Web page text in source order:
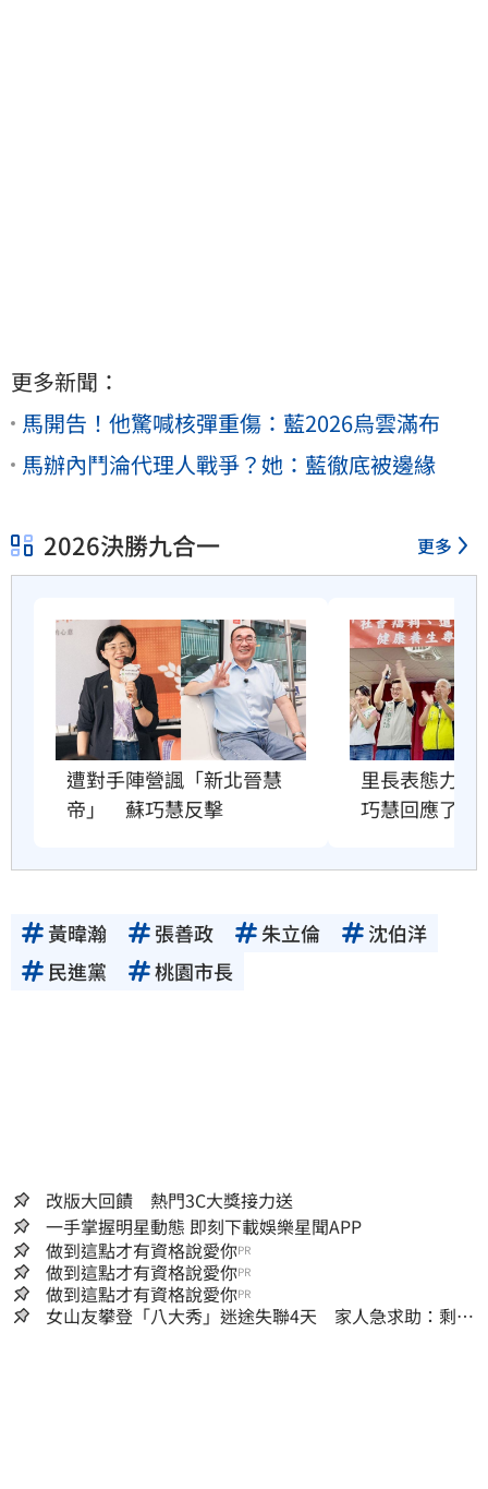
更多新聞：
馬開告！他驚喊核彈重傷：藍2026烏雲滿布
馬辦內鬥淪代理人戰爭？她：藍徹底被邊緣
2026決勝九合一 更多
遭對手陣營諷「新北晉慧
帝」　蘇巧慧反擊
里長表態力挺
巧慧回應了
黃暐瀚 張善政 朱立倫
沈伯洋
民進黨
桃園市長
改版大回饋 熱門3C大獎接力送
一手掌握明星動態 即刻下載娛樂星聞APP
做到這點才有資格說愛你PR
做到這點才有資格說愛你PR
做到這點才有資格說愛你PR
女山友攀登「八大秀」迷途失聯4天 家人急求助：剩我